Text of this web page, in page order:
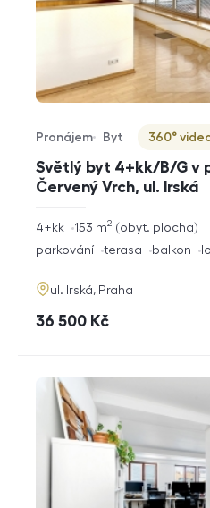
Světlý byt 4+kk/B/G v
Červený Vrch, ul. Irská
Typ nabídky
Pronájem
Typ nemovitosti
Byt
Virtuální prohlídka
360°
rozměry
dispozice
4+kk obyt. plocha
153 m2
funkce
parkování terasa balkon
adresa
ul. Irská, Praha
cena
36 500 Kč